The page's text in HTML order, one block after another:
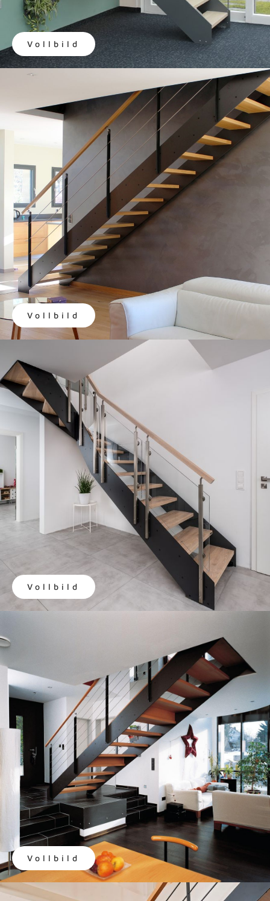
Vollbild
Vollbild
Vollbild
Vollbild